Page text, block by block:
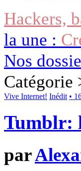
Hackers,
la une :
Nos
Catégorie
Vive Internet! Inédit •
Tumblr:
par